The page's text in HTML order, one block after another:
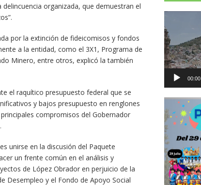
organizada, que demuestran el
por la extinción de fideicomisos y fondos
a la entidad, como el 3X1, Programa de
Minero, entre otros, explicó la también
el raquítico presupuesto federal que se
y bajos presupuesto en renglones
compromisos del Gobernador
unirse en la discusión del Paquete
un frente común en el análisis y
de López Obrador en perjuicio de la
Desempleo y el Fondo de Apoyo Social
de
vídeo
00:00